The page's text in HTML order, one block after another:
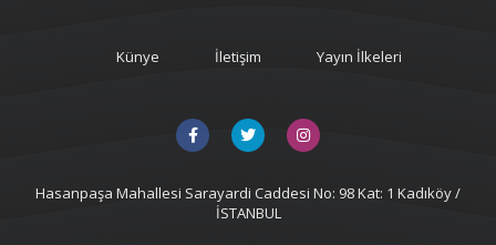
Künye İletişim Yayın İlkeleri
Hasanpaşa Mahallesi Sarayardi Caddesi No: 98 Kat: 1 Kadıköy /
İSTANBUL